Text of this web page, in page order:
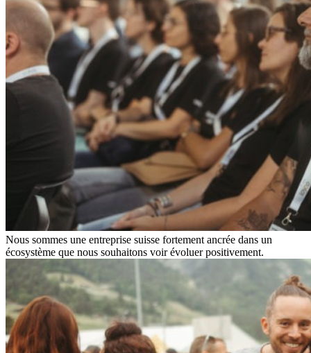
Nous sommes une entreprise suisse fortement ancrée dans un
écosystème que nous souhaitons voir évoluer positivement.